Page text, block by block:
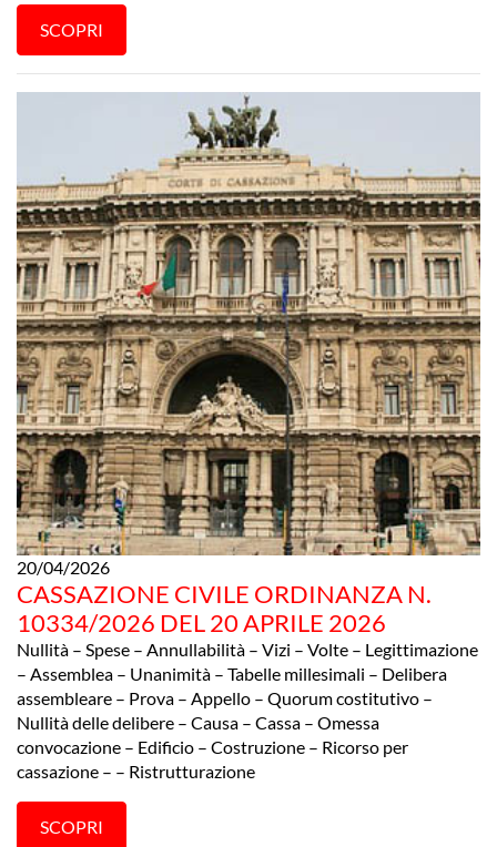
SCOPRI
20/04/2026
CASSAZIONE CIVILE ORDINANZA N.
10334/2026 DEL 20 APRILE 2026
Nullità – Spese – Annullabilità – Vizi – Volte – Legittimazione
– Assemblea – Unanimità – Tabelle millesimali – Delibera
assembleare – Prova – Appello – Quorum costitutivo –
Nullità delle delibere – Causa – Cassa – Omessa
convocazione – Edificio – Costruzione – Ricorso per
cassazione – – Ristrutturazione
SCOPRI